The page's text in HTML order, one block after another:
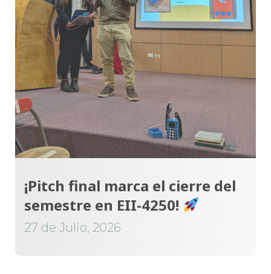
¡Pitch final marca el cierre del
semestre en EII-4250!
27 de Julio, 2026